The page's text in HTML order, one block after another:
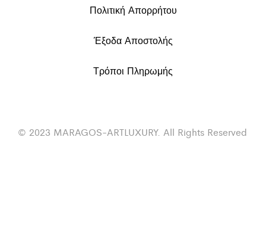
Πολιτική Απορρήτου
Έξοδα Αποστολής
Τρόποι Πληρωμής
© 2023 MARAGOS-ARTLUXURY. All Rights Reserved